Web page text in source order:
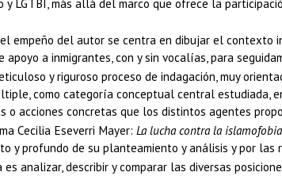
LGTBI, más allá del marco que ofrece la
empeño del autor se centra en dibujar el contexto
apoyo a inmigrantes, con y sin vocalías, para
y riguroso proceso de indagación, muy
como categoría conceptual central estudiada,
o acciones concretas que los distintos agentes
Cecilia Eseverri Mayer: La lucha contra la
y profundo de su planteamiento y análisis y por las
analizar, describir y comparar las diversas